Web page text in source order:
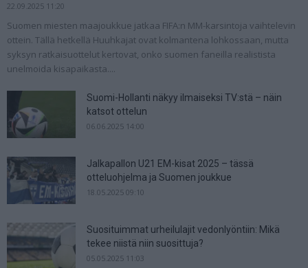
22.09.2025 11:20
Suomen miesten maajoukkue jatkaa FIFA:n MM-karsintoja vaihtelevin
ottein. Tällä hetkellä Huuhkajat ovat kolmantena lohkossaan, mutta
syksyn ratkaisuottelut kertovat, onko suomen faneilla realistista
unelmoida kisapaikasta....
Suomi-Hollanti näkyy ilmaiseksi TV:stä – näin
katsot ottelun
06.06.2025 14:00
Jalkapallon U21 EM-kisat 2025 – tässä
otteluohjelma ja Suomen joukkue
18.05.2025 09:10
Suosituimmat urheilulajit vedonlyöntiin: Mikä
tekee niistä niin suosittuja?
05.05.2025 11:03